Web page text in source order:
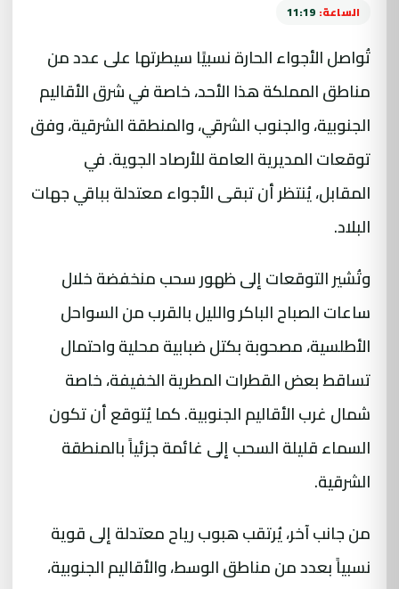
الساعة: 11:19
تُواصل الأجواء الحارة نسبيًا سيطرتها على عدد من
مناطق المملكة هذا الأحد، خاصة في شرق الأقاليم
الجنوبية، والجنوب الشرقي، والمنطقة الشرقية، وفق
توقعات المديرية العامة للأرصاد الجوية. في
المقابل، يُنتظر أن تبقى الأجواء معتدلة بباقي جهات
البلاد.
وتُشير التوقعات إلى ظهور سحب منخفضة خلال
ساعات الصباح الباكر والليل بالقرب من السواحل
الأطلسية، مصحوبة بكتل ضبابية محلية واحتمال
تساقط بعض القطرات المطرية الخفيفة، خاصة
شمال غرب الأقاليم الجنوبية. كما يُتوقع أن تكون
السماء قليلة السحب إلى غائمة جزئياً بالمنطقة
الشرقية.
من جانب آخر، يُرتقب هبوب رياح معتدلة إلى قوية
نسبياً بعدد من مناطق الوسط، والأقاليم الجنوبية،